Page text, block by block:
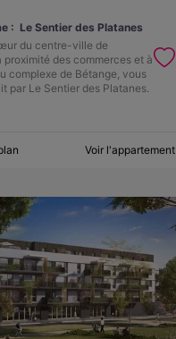
: Le Sentier des Platanes
du centre-ville de
proximité des commerces et à
complexe de Bétange, vous
par Le Sentier des Platanes.
Voir l'appartement